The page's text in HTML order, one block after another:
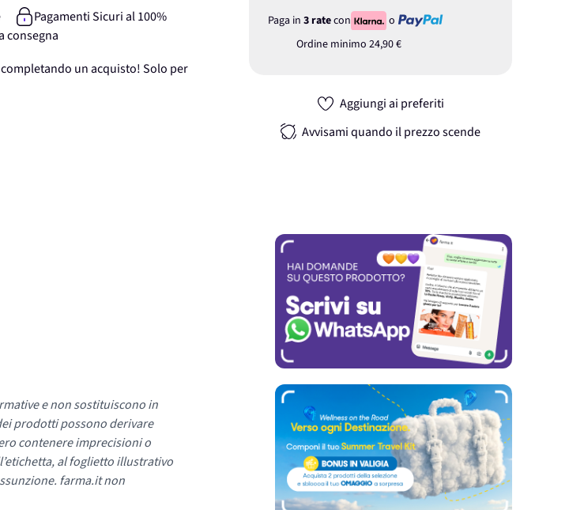
Paga in 3 ratecon
o
Ordine minimo 24,90 €
Aggiungi ai preferiti
Avvisami quando il prezzo scende
Pagamenti Sicuri al 100%
consegna
completando un acquisto! Solo per
e non sostituiscono in
prodotti possono derivare
contenere imprecisioni o
al foglietto illustrativo
farma.it non